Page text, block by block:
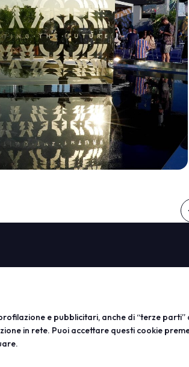
e pubblicitari, anche di “terze
in rete. Puoi accettare questi cookie
VO Vintage
Aree espositive